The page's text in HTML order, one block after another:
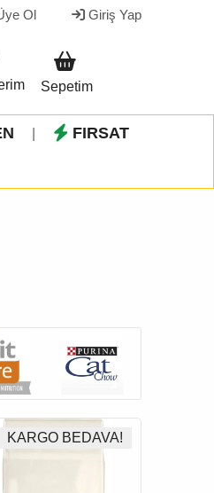
Ol Giriş Yap
Sepetim
FIRSAT
KARGO BEDAVA!